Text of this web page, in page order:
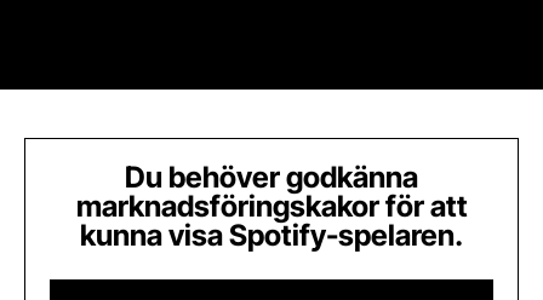
Du behöver godkänna
marknadsföringskakor för att
kunna visa Spotify-spelaren.